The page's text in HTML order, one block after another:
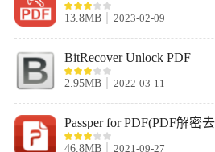
13.8MB 2023-02-09
BitRecover Unlock PDF
2.95MB 2022-03-11
46.8MB 2021-09-27